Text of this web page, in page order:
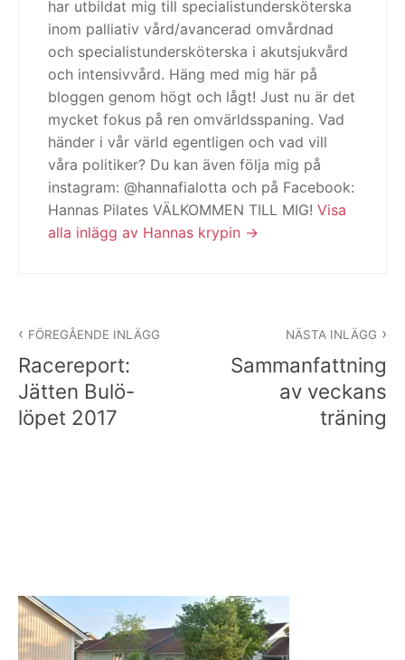
har utbildat mig till specialistundersköterska
inom palliativ vård/avancerad omvårdnad
och specialistundersköterska i akutsjukvård
och intensivvård. Häng med mig här på
bloggen genom högt och lågt! Just nu är det
mycket fokus på ren omvärldsspaning. Vad
händer i vår värld egentligen och vad vill
våra politiker? Du kan även följa mig på
instagram: @hannafialotta och på Facebook:
Hannas Pilates VÄLKOMMEN TILL MIG! Visa
alla inlägg av Hannas krypin
FÖREGÅENDE INLÄGG
Racereport:
Jätten Bulö-
löpet 2017
NÄSTA INLÄGG
Sammanfattning
av veckans
träning